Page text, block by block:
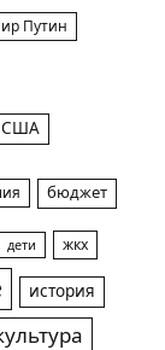
Путин
США
бюджет
дети жкх
история